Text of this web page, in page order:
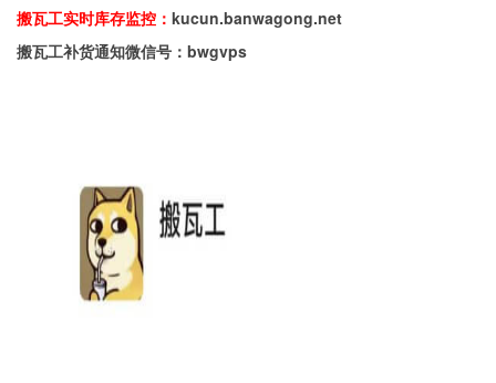
搬瓦工实时库存监控： kucun.banwagong.net
搬瓦工补货通知微信号：bwgvps